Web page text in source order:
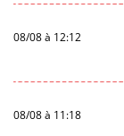
08/08 à 12:12
08/08 à 11:18